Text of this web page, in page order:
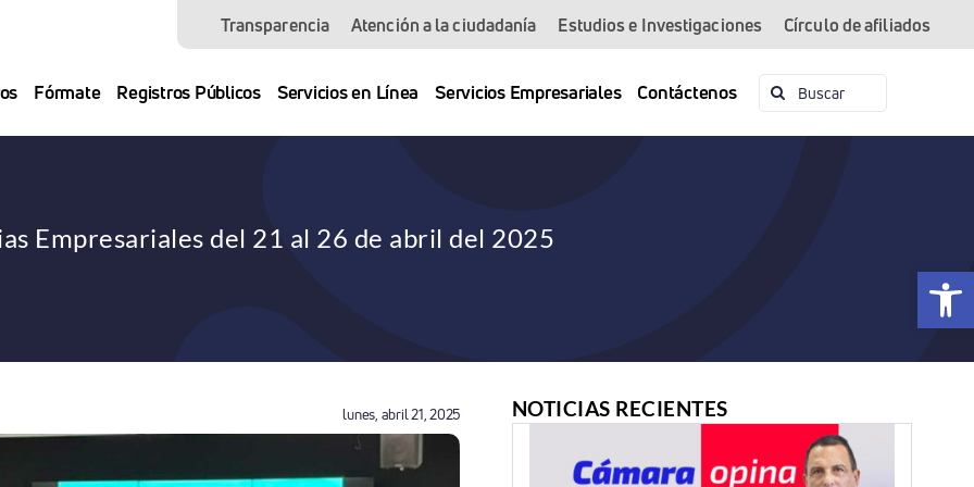
Abrir
Transparencia Atención a la ciudadanía Estudios e Investigaciones Círculo de afiliados
Fórmate Registros Públicos Servicios en Línea Servicios Empresariales Contáctenos Buscar:
Empresariales del 21 al 26 de abril del 2025
lunes, abril 21, 2025 NOTICIAS RECIENTES